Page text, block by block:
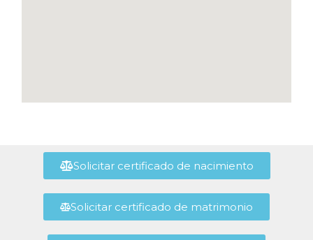
Solicitar certificado de nacimiento
Solicitar certificado de matrimonio